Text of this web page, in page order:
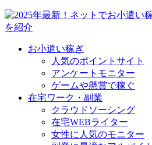
お小遣い稼ぎ
人気のポイントサイト
アンケートモニター
ゲームや懸賞で稼ぐ
在宅ワーク・副業
クラウドソーシング
在宅WEBライター
女性に人気のモニター